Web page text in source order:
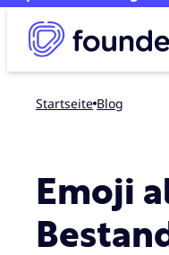
Startseite blog
Emoji